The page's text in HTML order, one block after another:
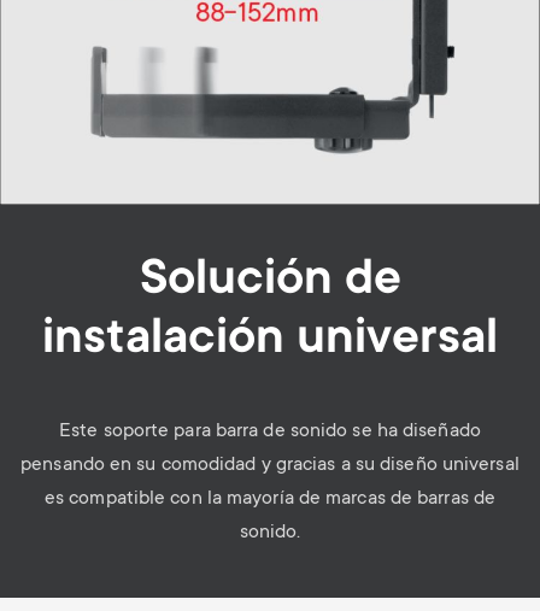
Solución de
instalación universal
Este soporte para barra de sonido se ha diseñado
pensando en su comodidad y gracias a su diseño universal
es compatible con la mayoría de marcas de barras de
sonido.